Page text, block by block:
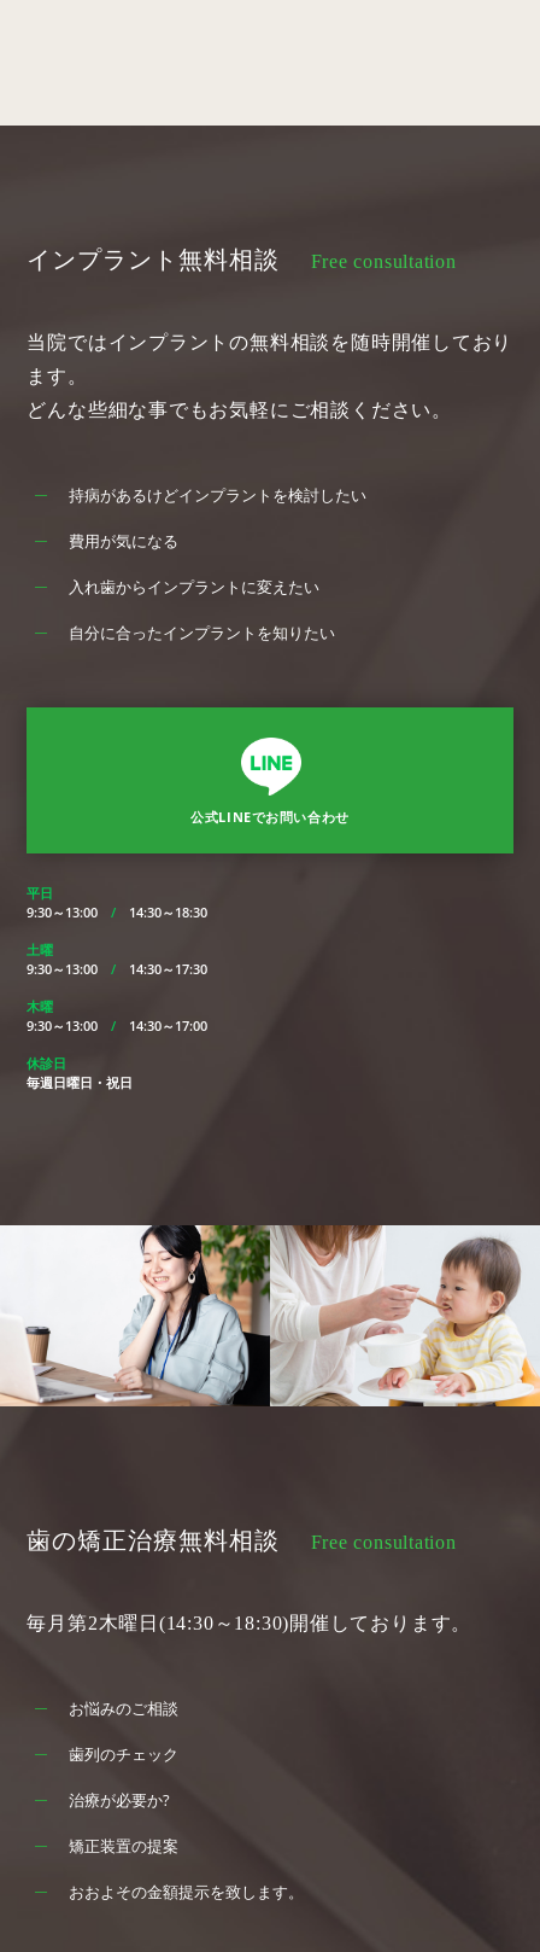
インプラント無料相談 Free consultation
当院ではインプラントの無料相談を随時開催しており
ます。
どんな些細な事でもお気軽にご相談ください。
持病があるけどインプラントを検討したい
費用が気になる
入れ歯からインプラントに変えたい
自分に合ったインプラントを知りたい
公式LINEでお問い合わせ
平日
9:30～13:00/ 14:30～18:30
土曜
9:30～13:00/ 14:30～17:30
木曜
9:30～13:00/ 14:30～17:00
休診日
毎週日曜日・祝日
歯の矯正治療無料相談 Free consultation
毎月第2木曜日(14:30～18:30)開催しております。
お悩みのご相談
歯列のチェック
治療が必要か?
矯正装置の提案
おおよその金額提示を致します。